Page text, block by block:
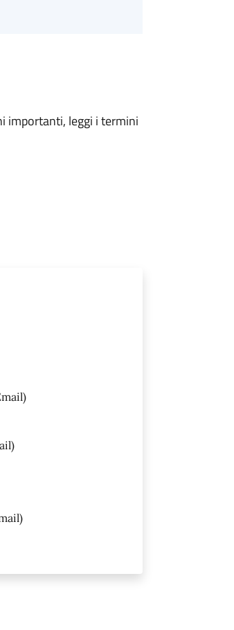
importanti, leggi i termini